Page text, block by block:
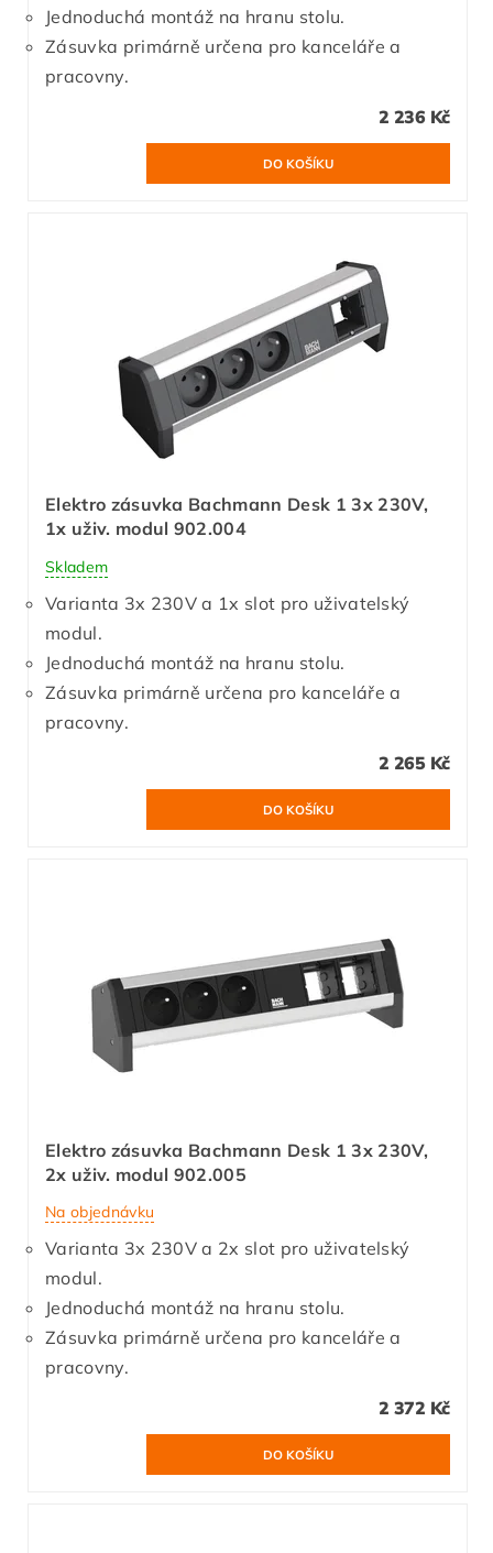
Jednoduchá montáž na hranu stolu.
Zásuvka primárně určena pro kanceláře a
pracovny.
2 236 Kč
Elektro zásuvka Bachmann Desk 1 3x 230V,
1x uživ. modul 902.004
Skladem
Varianta 3x 230V a 1x slot pro uživatelský
modul.
Jednoduchá montáž na hranu stolu.
Zásuvka primárně určena pro kanceláře a
pracovny.
2 265 Kč
Elektro zásuvka Bachmann Desk 1 3x 230V,
2x uživ. modul 902.005
Na objednávku
Varianta 3x 230V a 2x slot pro uživatelský
modul.
Jednoduchá montáž na hranu stolu.
Zásuvka primárně určena pro kanceláře a
pracovny.
2 372 Kč